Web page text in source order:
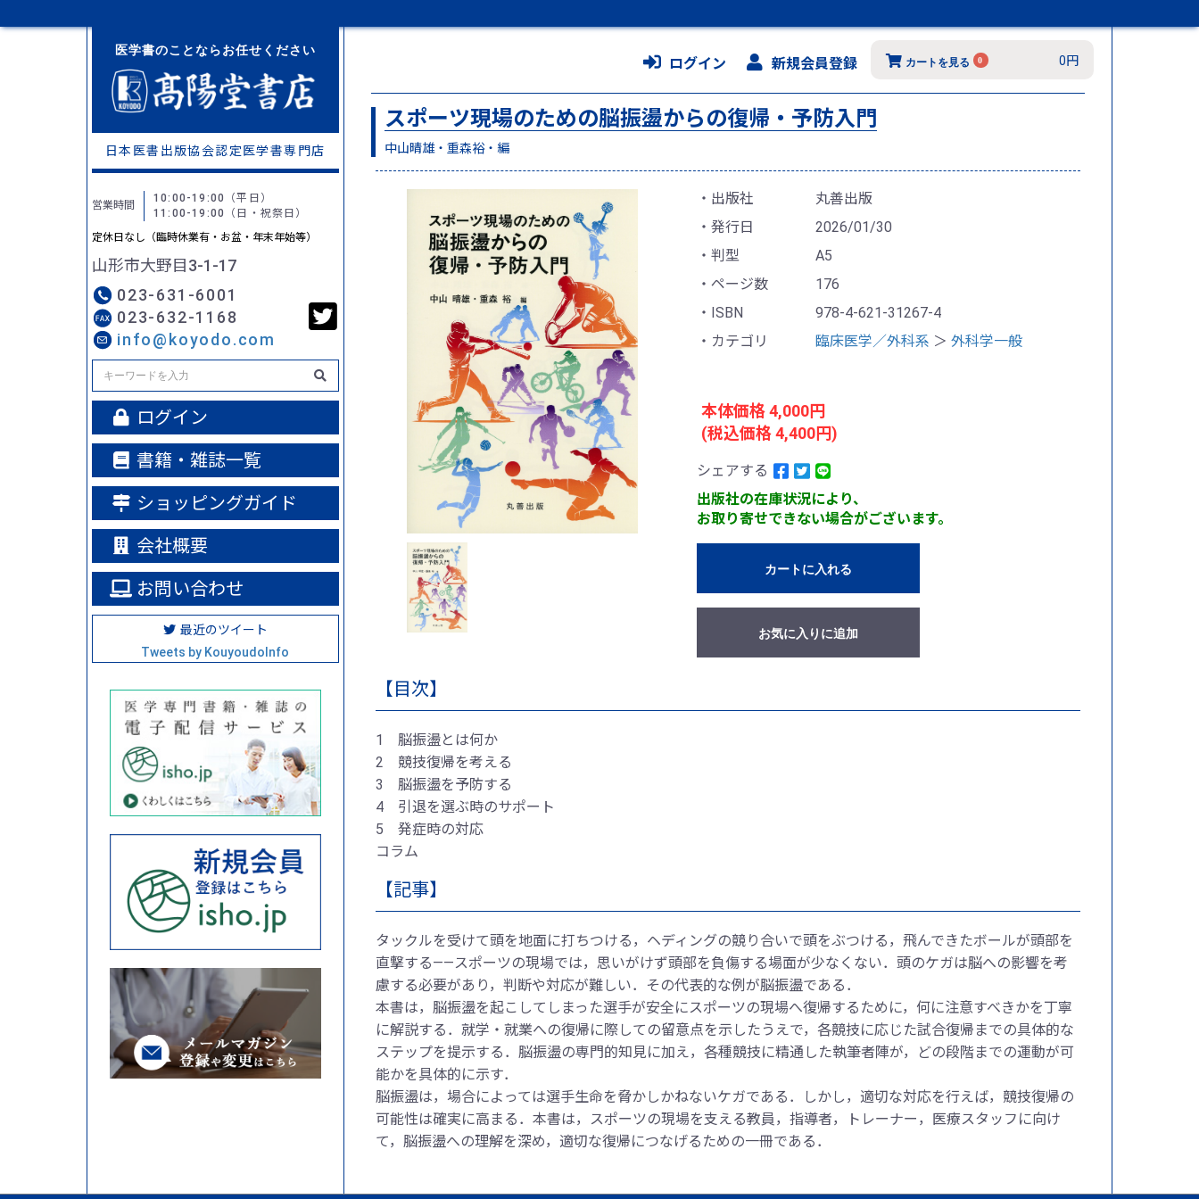
医学書のことならお任せください
日本医書出版協会認定医学書専門店
営業時間
10:00-19:00
（平日）
11:00-19:00
（日・祝祭日）
定休日なし（臨時休業有・お盆・年末年始等）
山形市大野目3-1-17
023-631-6001
023-632-1168
info@koyodo.com
ログイン
書籍・雑誌一覧
ショッピングガイド
会社概要
お問い合わせ
最近のツイート
Tweets by KouyoudoInfo
ログイン 新規会員登録 カートを見る 0 0円
スポーツ現場のための脳振盪からの復帰・予防入門
中山晴雄・重森裕・編
出版社
丸善出版
発行日
2026/01/30
判型
A5
ページ数
176
ISBN
978-4-621-31267-4
カテゴリ
臨床医学／外科系 ＞ 外科学一般
本体価格 4,000円
(税込価格 4,400円)
シェアする
出版社の在庫状況により、
お取り寄せできない場合がございます。
カートに入れる
お気に入りに追加
【目次】
1 脳振盪とは何か
2 競技復帰を考える
3 脳振盪を予防する
4 引退を選ぶ時のサポート
5 発症時の対応
コラム
【記事】
タックルを受けて頭を地面に打ちつける，ヘディングの競り合いで頭をぶつける，飛んできたボールが頭部を
直撃する――スポーツの現場では，思いがけず頭部を負傷する場面が少なくない．頭のケガは脳への影響を考
慮する必要があり，判断や対応が難しい．その代表的な例が脳振盪である．
本書は，脳振盪を起こしてしまった選手が安全にスポーツの現場へ復帰するために，何に注意すべきかを丁寧
に解説する．就学・就業への復帰に際しての留意点を示したうえで，各競技に応じた試合復帰までの具体的な
ステップを提示する．脳振盪の専門的知見に加え，各種競技に精通した執筆者陣が，どの段階までの運動が可
能かを具体的に示す．
脳振盪は，場合によっては選手生命を脅かしかねないケガである．しかし，適切な対応を行えば，競技復帰の
可能性は確実に高まる．本書は，スポーツの現場を支える教員，指導者，トレーナー，医療スタッフに向け
て，脳振盪への理解を深め，適切な復帰につなげるための一冊である．